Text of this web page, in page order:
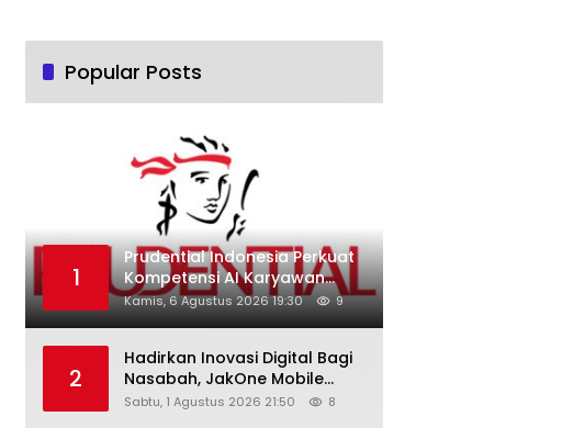
Popular Posts
1
Prudential Indonesia Perkuat
Kompetensi AI Karyawan
Lewat AI Week
Kamis, 6 Agustus 2026 19:30 9
2
Hadirkan Inovasi Digital Bagi
Nasabah, JakOne Mobile
Antar Bank Jakarta Sukses
Sabtu, 1 Agustus 2026 21:50 8